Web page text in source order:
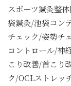
スポーツ鍼灸整
袋鍼灸/池袋コン
チェック/姿勢チ
コントロール/神
こり改善/首こり
ク/OCLストレッ